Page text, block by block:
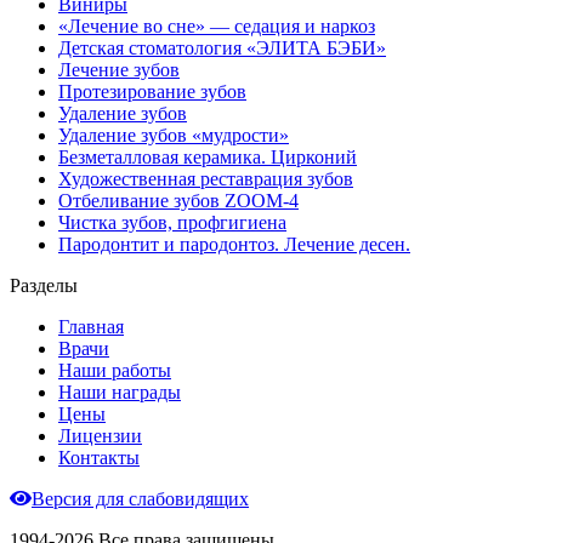
«Лечение во сне» — седация и наркоз
Детская стоматология «ЭЛИТА БЭБИ»
Лечение зубов
Протезирование зубов
Удаление зубов
Удаление зубов «мудрости»
Безметалловая керамика. Цирконий
Художественная реставрация зубов
Отбеливание зубов ZOOM-4
Чистка зубов, профгигиена
Пародонтит и пародонтоз. Лечение десен.
Разделы
Главная
Врачи
Наши работы
Наши награды
Цены
Лицензии
Контакты
Версия для слабовидящих